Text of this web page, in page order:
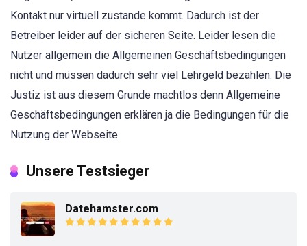
Kontakt nur virtuell zustande kommt. Dadurch ist der
Betreiber leider auf der sicheren Seite. Leider lesen die
Nutzer allgemein die Allgemeinen Geschäftsbedingungen
nicht und müssen dadurch sehr viel Lehrgeld bezahlen. Die
Justiz ist aus diesem Grunde machtlos denn Allgemeine
Geschäftsbedingungen erklären ja die Bedingungen für die
Nutzung der Webseite.
Unsere Testsieger
Datehamster.com